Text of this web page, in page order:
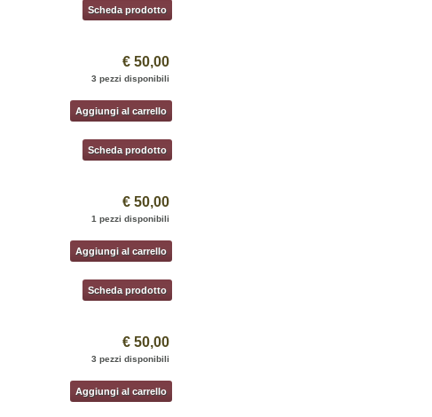
Scheda prodotto
€ 50,00
3 pezzi disponibili
Aggiungi al carrello
Scheda prodotto
€ 50,00
1 pezzi disponibili
Aggiungi al carrello
Scheda prodotto
€ 50,00
3 pezzi disponibili
Aggiungi al carrello